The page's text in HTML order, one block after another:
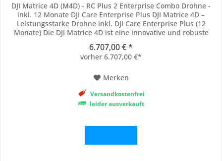
DJI Matrice 4D (M4D) - RC Plus 2 Enterprise Combo Drohne -
inkl. 12 Monate DJI Care Enterprise Plus DJI Matrice 4D –
Leistungsstarke Drohne inkl. DJI Care Enterprise Plus (12
Monate) Die DJI Matrice 4D ist eine innovative und robuste
anspruchsvollen Umgebungen. Wasser- und staubgeschützt
mit IP55-Zertifizierung,...
6.707,00 € *
vorher 6.707,00 €*
Merken
Versandkostenfrei
leider ausverkauft